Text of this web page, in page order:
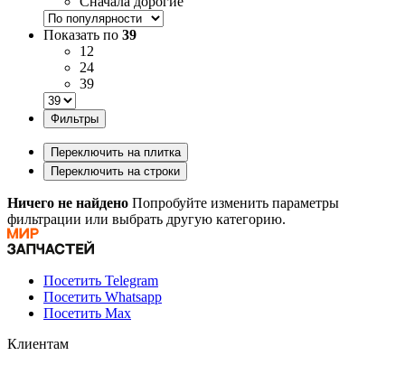
Показать по 39
12
24
39
Фильтры
Переключить на плитка
Переключить на строки
Ничего не найдено Попробуйте изменить параметры
фильтрации или выбрать другую категорию.
Посетить Telegram
Посетить Whatsapp
Посетить Max
Клиентам